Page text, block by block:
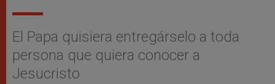
El Papa quisiera entregárselo a toda
persona que quiera conocer a
Jesucristo